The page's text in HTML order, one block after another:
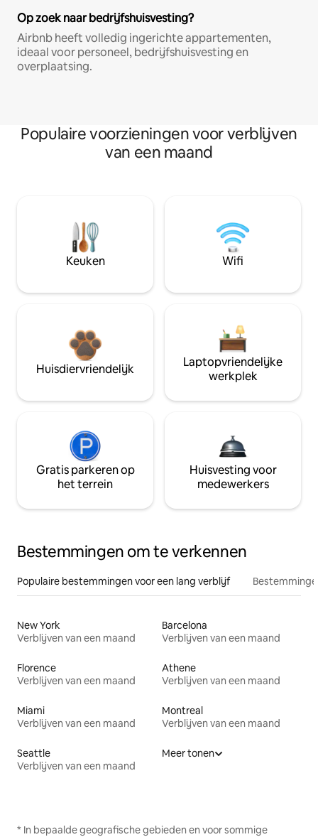
Op zoek naar bedrijfshuisvesting?
Airbnb heeft volledig ingerichte appartementen,
ideaal voor personeel, bedrijfshuisvesting en
overplaatsing.
Populaire voorzieningen voor verblijven
van een maand
Keuken Wifi
Huisdiervriendelijk
Laptopvriendelijke
werkplek
Gratis parkeren op
het terrein
Huisvesting voor
medewerkers
Bestemmingen om te verkennen
Populaire bestemmingen voor een lang verblijf
New York
Verblijven van een maand
Barcelona
Verblijven van een maand
Florence
Verblijven van een maand
Athene
Verblijven van een maand
Miami
Verblijven van een maand
Montreal
Verblijven van een maand
Seattle
Verblijven van een maand
Meer tonen
* In bepaalde geografische gebieden en voor sommige